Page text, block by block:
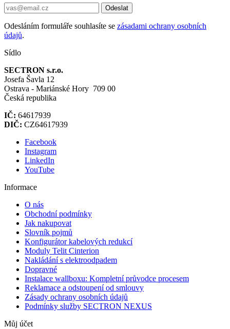
Odeslat
Odesláním formuláře souhlasíte se zásadami ochrany osobních
údajů.
Sídlo
SECTRON s.r.o.
Josefa Šavla 12
Ostrava - Mariánské Hory 709 00
Česká republika
IČ: 64617939
DIČ: CZ64617939
Facebook
Instagram
LinkedIn
YouTube
Informace
O nás
Obchodní podmínky
Jak nakupovat
Slovník pojmů
Konfigurátor kabelových redukcí
Moduly Telit Cinterion
Nakládání s elektroodpadem
Dopravné
Instalace wallboxu: Kompletní průvodce procesem
Reklamace a odstoupení od smlouvy
Zásady ochrany osobních údajů
Podmínky služby SECTRON NEXUS
Můj účet